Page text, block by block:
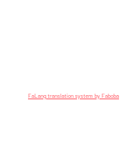
FaLang translation system by Faboba